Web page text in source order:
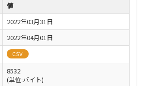
値
2022年03月31日
2022年04月01日
CSV
8532
(単位:バイト)